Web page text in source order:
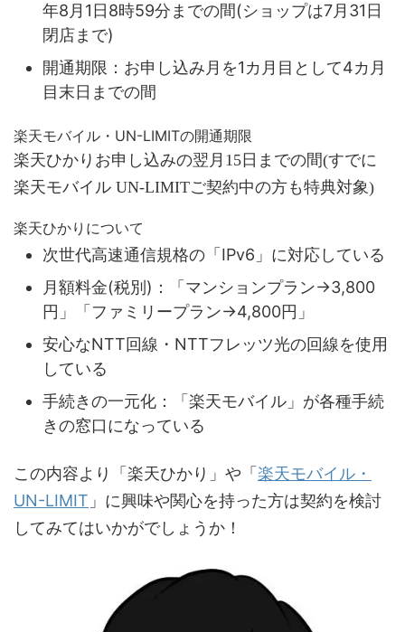
年8月1日8時59分までの間(ショップは7月31日
閉店まで)
開通期限：お申し込み月を1カ月目として4カ月
目末日までの間
楽天モバイル・UN-LIMITの開通期限
楽天ひかりお申し込みの翌月15日までの間(すでに
楽天モバイル UN-LIMITご契約中の方も特典対象)
楽天ひかりについて
次世代高速通信規格の「IPv6」に対応している
月額料金(税別)：「マンションプラン→3,800
円」「ファミリープラン→4,800円」
安心なNTT回線・NTTフレッツ光の回線を使用
している
手続きの一元化：「楽天モバイル」が各種手続
きの窓口になっている
この内容より「楽天ひかり」や「 楽天モバイル・
UN-LIMIT 」に興味や関心を持った方は契約を検討
してみてはいかがでしょうか！